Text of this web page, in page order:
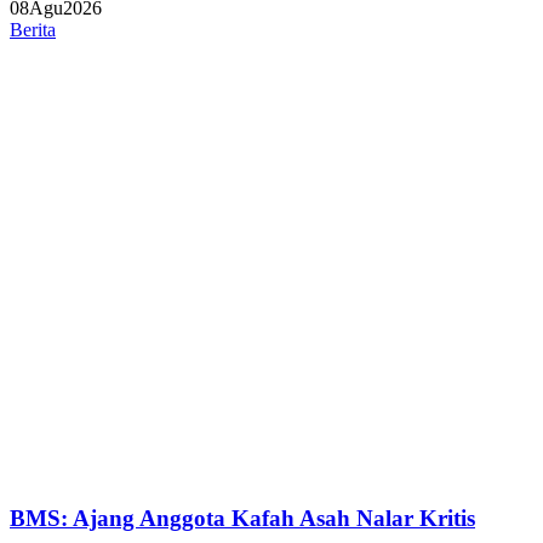
08Agu2026
Berita
BMS: Ajang Anggota Kafah Asah Nalar Kritis